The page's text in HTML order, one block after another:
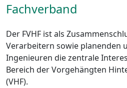
Fachverband
Der FVHF ist als
Verarbeitern sowie planenden
Ingenieuren die zentrale
Bereich der Vorgehängten
(VHF).